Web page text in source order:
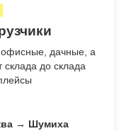
дачные, а
склада до склада
→ Шумиха